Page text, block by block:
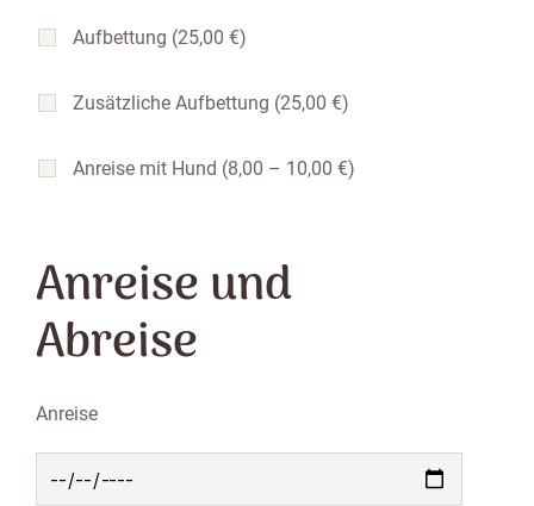
Aufbettung (25,00 €)
Zusätzliche Aufbettung (25,00 €)
Anreise mit Hund (8,00 – 10,00 €)
Anreise und
Abreise
Anreise